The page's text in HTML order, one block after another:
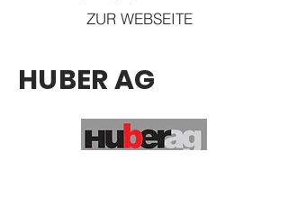
ZUR WEBSEITE
HUBER AG